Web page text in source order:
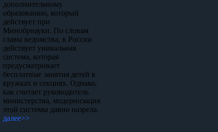
дополнительному
образованию, который
действует при
Минобрнауки. По словам
главы ведомства, в России
действует уникальная
система, которая
предусматривает
бесплатные занятия детей в
кружках и секциях. Однако,
как считает руководитель
министерства, модернизация
этой системы давно назрела.
далее>>